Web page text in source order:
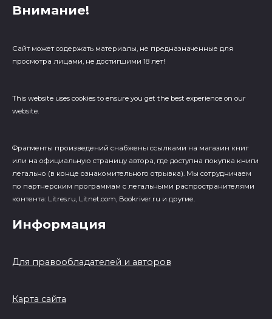
Внимание!
Сайт может содержать материалы, не предназначенные для
просмотра лицами, не достигшими 18 лет!
This website uses cookies to ensure you get the best experience on our
website.
Фрагменты произведений cнабжены ссылками на магазин книг
или на официальную страницу автора, где доступна покупка книги
легально (в конце ознакомительного отрывка). Мы сотрудничаем
по партнерским программам с легальными распространителями
контента: Litres.ru, Litnet.com, Bookriver.ru и другие.
Информация
Для правообладателей и авторов
Карта сайта